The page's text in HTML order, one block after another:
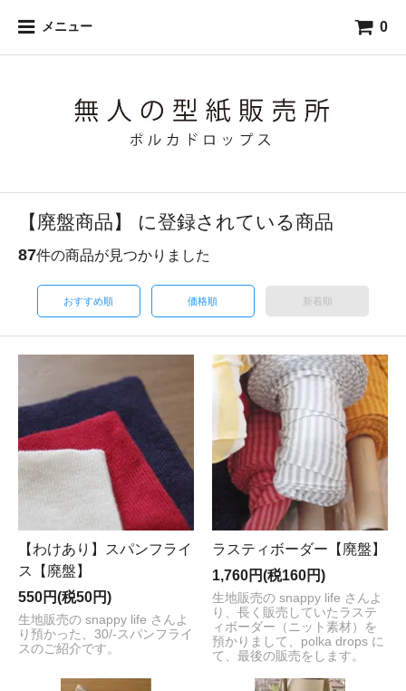
メニュー 0
【廃盤商品】 に登録されている商品
87件の商品が見つかりました
おすすめ順 価格順 新着順
【わけあり】スパンフライ
ス【廃盤】
550円(税50円)
生地販売の snappy life さんよ
り預かった、30/-スパンフライ
スのご紹介です。
ラスティボーダー【廃盤】
1,760円(税160円)
生地販売の snappy life さんよ
り、長く販売していたラステ
ィボーダー（ニット素材）を
預かりまして、polka drops に
て、最後の販売をします。